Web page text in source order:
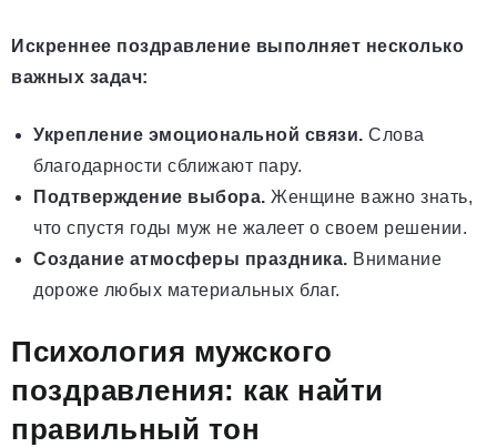
Искреннее поздравление выполняет несколько
важных задач:
Укрепление эмоциональной связи. Слова
благодарности сближают пару.
Подтверждение выбора. Женщине важно знать,
что спустя годы муж не жалеет о своем решении.
Создание атмосферы праздника. Внимание
дороже любых материальных благ.
Психология мужского
поздравления: как найти
правильный тон